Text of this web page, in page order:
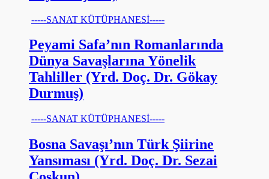
-----SANAT KÜTÜPHANESİ-----
Peyami Safa’nın Romanlarında
Dünya Savaşlarına Yönelik
Tahliller (Yrd. Doç. Dr. Gökay
Durmuş)
-----SANAT KÜTÜPHANESİ-----
Bosna Savaşı’nın Türk Şiirine
Yansıması (Yrd. Doç. Dr. Sezai